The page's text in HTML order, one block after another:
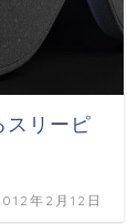
スリーピ
年2月12日